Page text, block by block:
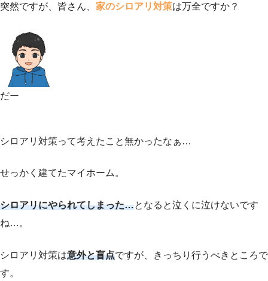
突然ですが、皆さん、 家のシロアリ対策は万全ですか？
だー
シロアリ対策って考えたこと無かったなぁ…
せっかく建てたマイホーム。
シロアリにやられてしまった…となると泣くに泣けないです
ね…。
シロアリ対策は意外と盲点ですが、きっちり行うべきところで
す。